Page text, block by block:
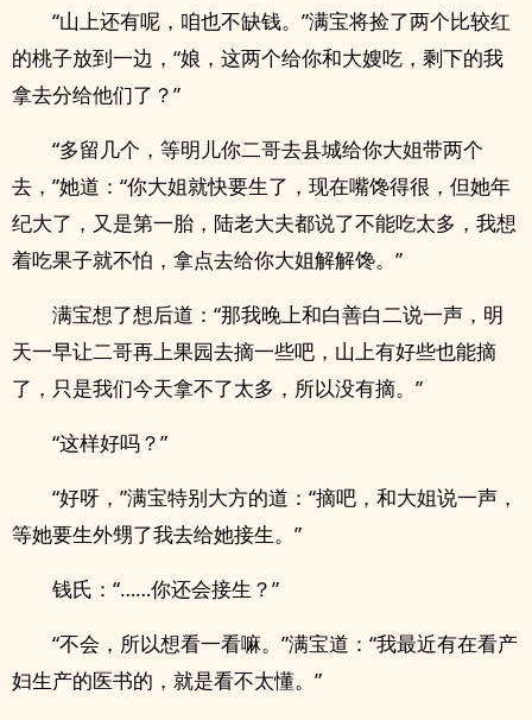
“山上还有呢，咱也不缺钱。”满宝将捡了两个比较红
的桃子放到一边，“娘，这两个给你和大嫂吃，剩下的我
拿去分给他们了？”
“多留几个，等明儿你二哥去县城给你大姐带两个
去，”她道：“你大姐就快要生了，现在嘴馋得很，但她年
纪大了，又是第一胎，陆老大夫都说了不能吃太多，我想
着吃果子就不怕，拿点去给你大姐解解馋。”
满宝想了想后道：“那我晚上和白善白二说一声，明
天一早让二哥再上果园去摘一些吧，山上有好些也能摘
了，只是我们今天拿不了太多，所以没有摘。”
“这样好吗？”
“好呀，”满宝特别大方的道：“摘吧，和大姐说一声，
等她要生外甥了我去给她接生。”
钱氏：“……你还会接生？”
“不会，所以想看一看嘛。”满宝道：“我最近有在看产
妇生产的医书的，就是看不太懂。”